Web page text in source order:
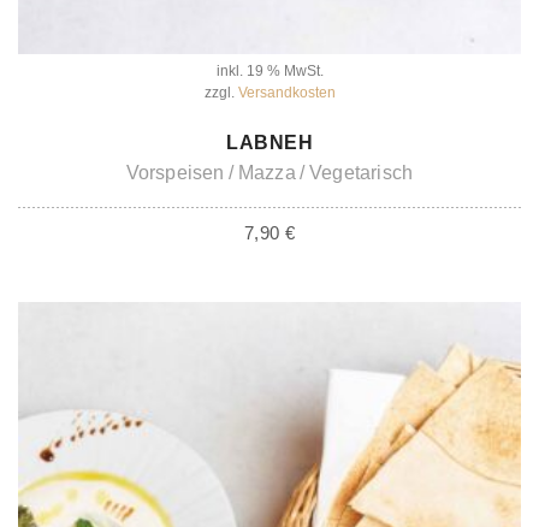
inkl. 19 % MwSt.
zzgl. Versandkosten
IN DEN WARENKORB
LABNEH
Vorspeisen
Mazza Vegetarisch
7,90 €